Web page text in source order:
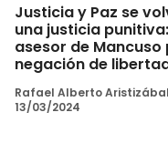
Justicia y Paz se
una justicia punitiva:
asesor de Mancuso
negación de
Rafael Alberto Aristizábal
13/03/2024